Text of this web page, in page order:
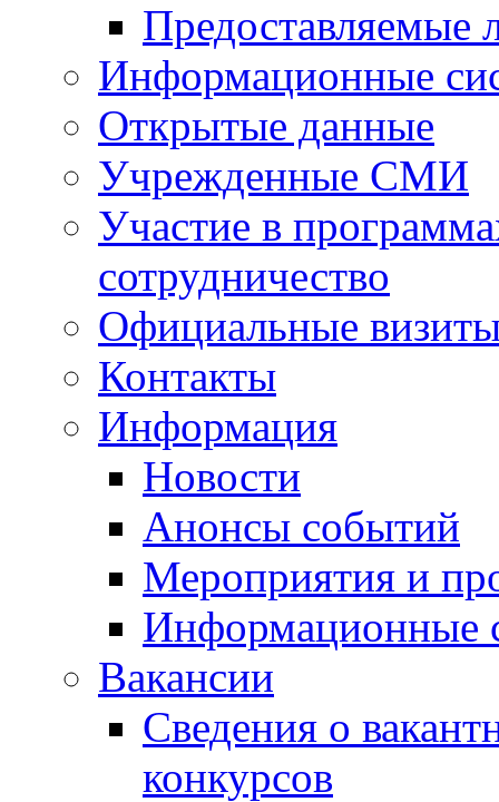
Предоставляемые
Информационные
Открытые данные
Учрежденные СМИ
Участие в
сотрудничество
Официальные
Контакты
Информация
Новости
Анонсы событий
Мероприятия и
Информационные
Вакансии
Сведения о
конкурсов